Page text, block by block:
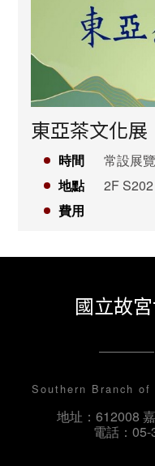
東亞茶文化展
時間
常設展覽
地點
2F S202
費用
國立故
Southern Branch
地址：612008
電話：